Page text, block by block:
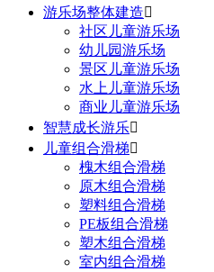
游乐场整体建造
社区儿童游乐场
幼儿园游乐场
景区儿童游乐场
水上儿童游乐场
商业儿童游乐场
智慧成长游乐
儿童组合滑梯
槐木组合滑梯
原木组合滑梯
塑料组合滑梯
PE板组合滑梯
塑木组合滑梯
室内组合滑梯